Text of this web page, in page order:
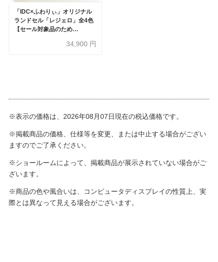
「IDC×ふわりぃ」オリジナル
ランドセル「レジェロ」全4色
【セール対象品のため
34,900 円
※表示の価格は、2026年08月07日現在の税込価格です。
※掲載商品の価格、仕様等を変更、または中止する場合がござい
ますのでご了承ください。
※ショールームによって、掲載商品が展示されていない場合がご
ざいます。
※商品の色や風合いは、コンピュータディスプレイの性質上、実
際とは異なって見える場合がございます。